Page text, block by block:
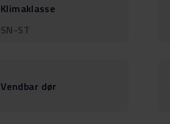
Klimaklasse
SN-ST
Vendbar dør